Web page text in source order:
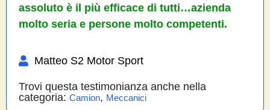
assoluto è il più efficace di tutti…azienda
molto seria e persone molto competenti.
Matteo S2 Motor Sport
Trovi questa testimonianza anche nella
categoria: Camion, Meccanici